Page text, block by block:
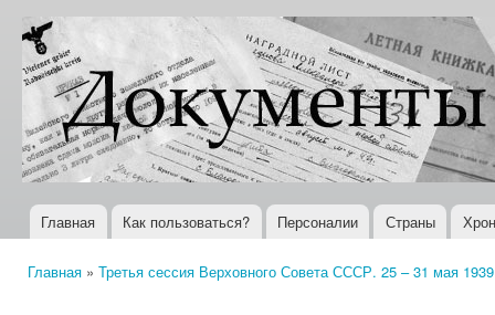
Документы
XX века
Всемирная
история в
Интернете
Главное меню
Главная Как пользоваться? Персоналии Страны
Главная » Третья сессия Верховного Совета СССР. 25 – 31 мая